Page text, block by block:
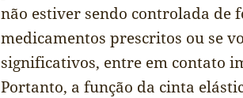
não estiver sendo controlada de
medicamentos prescritos ou se
significativos, entre em contato
Portanto, a função da cinta